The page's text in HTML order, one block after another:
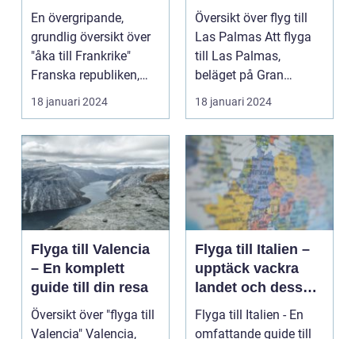
MÅNGFALDIGA
SKÖNHETEN
En övergripande,
grundlig översikt över
"åka till Frankrike"
Franska republiken,
känt som Frankrike...
18 januari 2024
destination
Översikt över flyg till
Las Palmas Att flyga
till Las Palmas,
beläget på Gran
Canaria i Spanien, er...
18 januari 2024
Flyga till Valencia
– En komplett
guide till din resa
Översikt över "flyga till
Valencia" Valencia,
Flyga till Italien –
upptäck vackra
landet och dess
mångfald
Flyga till Italien - En
omfattande guide till